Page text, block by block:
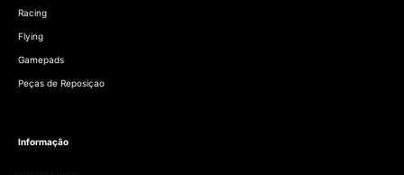
Racing
Flying
Gamepads
Peças de Reposiçao
Informação